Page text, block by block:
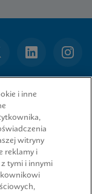
i inne
witryny
reklamy i
tymi i innymi